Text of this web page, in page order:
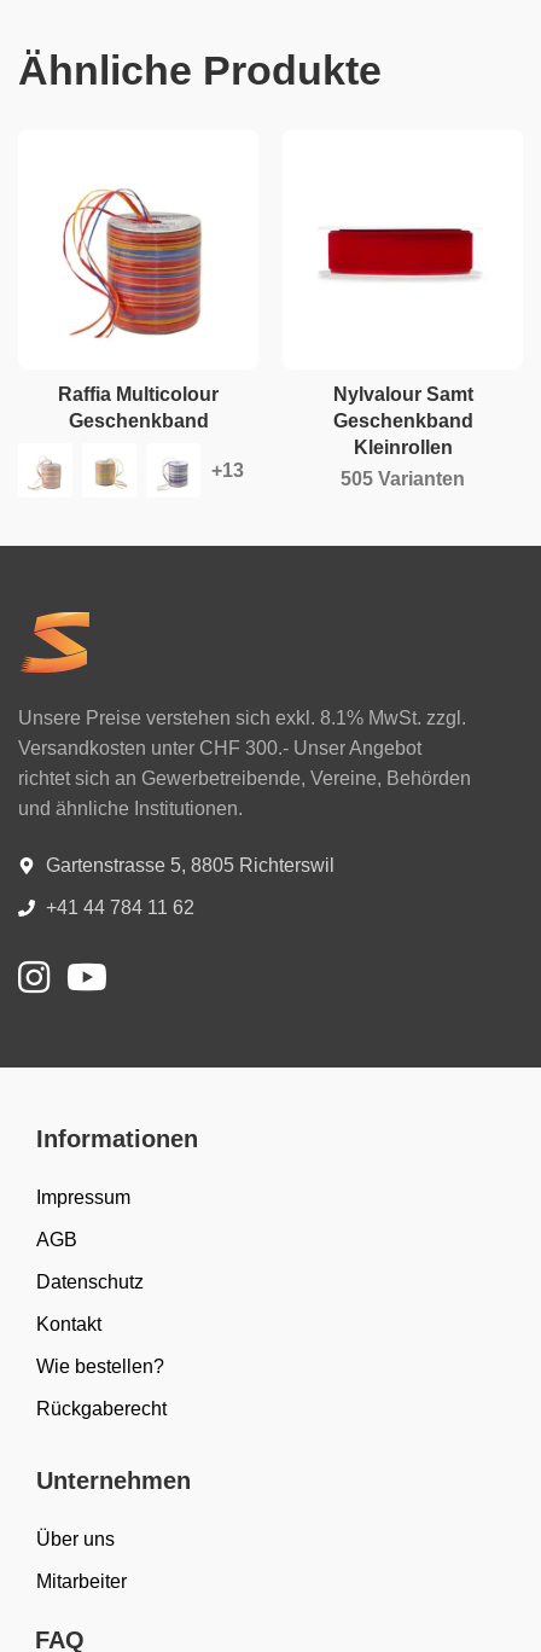
Ähnliche Produkte
Raffia Multicolour
Geschenkband
Nylvalour Samt
Geschenkband
Kleinrollen
505 Varianten
Unsere Preise verstehen sich exkl. 8.1% MwSt. zzgl.
Versandkosten unter CHF 300.- Unser Angebot
richtet sich an Gewerbetreibende, Vereine, Behörden
und ähnliche Institutionen.
Gartenstrasse 5, 8805 Richterswil
+41 44 784 11 62
Informationen
Impressum
AGB
Datenschutz
Kontakt
Wie bestellen?
Rückgaberecht
Unternehmen
Über uns
Mitarbeiter
FAQ